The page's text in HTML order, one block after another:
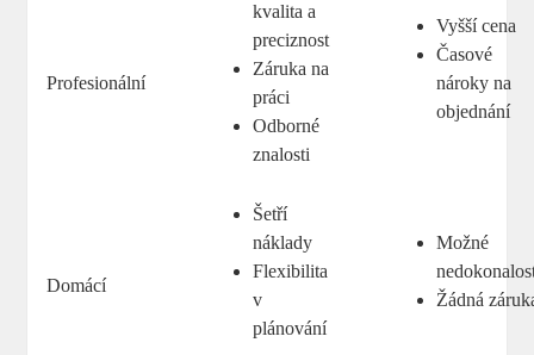
Profesionální
kvalita a
preciznost
Záruka na
práci
Odborné
znalosti
Vyšší cena
Časové
nároky na
objednání
Domácí
Šetří
náklady
Flexibilita
v
plánování
Možné
Žádná